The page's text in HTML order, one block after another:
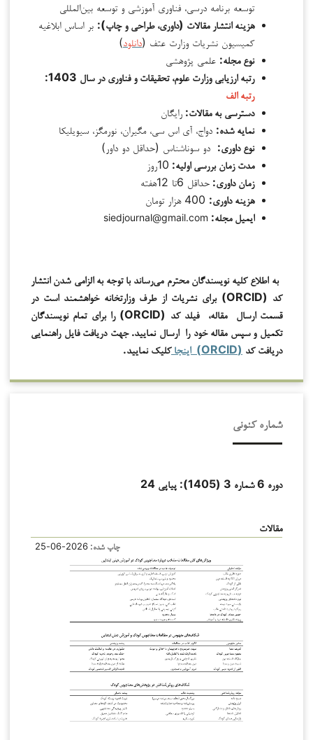
توسعه برنامه درسی، فناوری آموزشی و توسعه بین‌المللی
هزینه انتشار مقالات (داوری، طراحی و چاپ): بر اساس ابلاغیه
کمیسیون نشریات وزارت عتف (دانلود)
نوع مجله: علمی پژوهشی
رتبه ارزیابی وزارت علوم، تحقیقات و فناوری در سال 1403:
رتبه الف
دسترسی به مقالات: رایگان
نمایه شده: دواج، آی اس سی، مگیران، نورمگز، سیویلیکا
نوع داوری: دو سوناشناس (حداقل دو داور)
مدت زمان بررسی اولیه: 10روز
زمان داوری: حداقل 6تا 12هفته
هزینه داوری:
ایمیل مجله: siedjournal@gmail.com
به اطلاع کلیه نویسندگان محترم می‌رساند با توجه به الزامی شدن انتشار
کد (ORCID) برای نشریات از طرف وزارتخانه خواهشمند است در
قسمت ارسال
مقاله، فیلد کد (ORCID) را برای تمام نویسندگان
تکمیل و سپس مقاله خود را ارسال نمایید. جهت دریافت فایل راهنمایی
دریافت کد (
ORCID) اینجا کلیک نمایید.
شماره کنونی
دوره 6 شماره 3 (1405): پیاپی 24
چاپ شده: 2026-06-25
مقالات